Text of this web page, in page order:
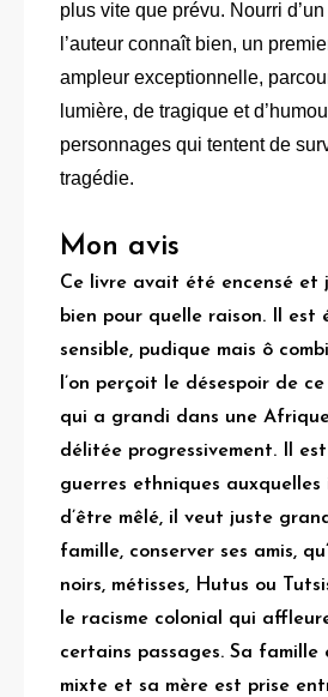
plus vite que prévu. Nourri
l’auteur connaît bien, un
ampleur exceptionnelle,
lumière, de tragique et
personnages qui tentent de
tragédie.
Mon avis
Ce livre avait été encensé et
bien pour quelle raison. Il est
sensible, pudique mais ô
l’on perçoit le désespoir de
qui a grandi dans une Afrique
délitée progressivement. Il
guerres ethniques auxquelles
d’être mêlé, il veut juste
famille, conserver ses amis,
noirs, métisses, Hutus ou
le racisme colonial qui
certains passages. Sa famille
mixte et sa mère est prise